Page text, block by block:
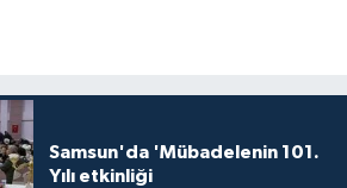
Samsun'da 'Mübadelenin 101.
Yılı etkinliği